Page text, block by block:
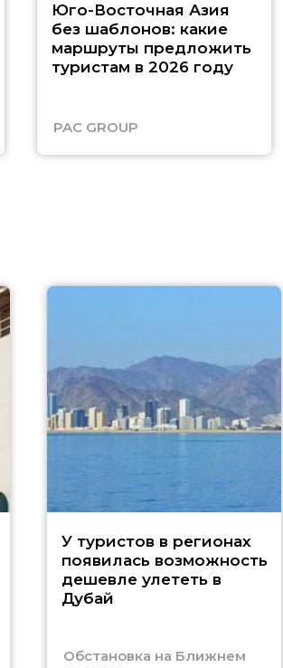
Юго-Восточная Азия
без шаблонов: какие
маршруты предложить
туристам в 2026 году
PAC GROUP
У туристов в регионах
появилась возможность
дешевле улететь в
Дубай
Обстановка на Ближнем